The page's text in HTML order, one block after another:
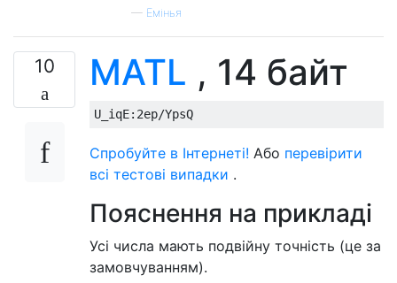
— Емінья
10 MATL , 14 байт
Спробуйте в Інтернеті! Або перевірити
всі тестові випадки .
Пояснення на прикладі
Усі числа мають подвійну точність (це за
замовчуванням).